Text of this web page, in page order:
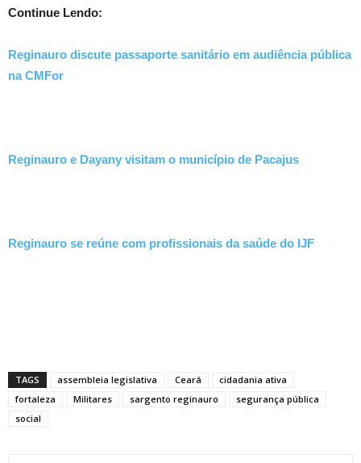
Continue Lendo:
Reginauro discute passaporte sanitário em audiência pública
na CMFor
Reginauro e Dayany visitam o município de Pacajus
Reginauro se reúne com profissionais da saúde do IJF
TAGS assembleia legislativa Ceará
cidadania ativa
fortaleza
Militares sargento reginauro
segurança pública
social